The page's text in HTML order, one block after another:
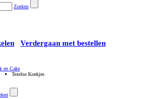
Zoeken
Verdergaan met bestellen
en Cake
Texelse Koekjes